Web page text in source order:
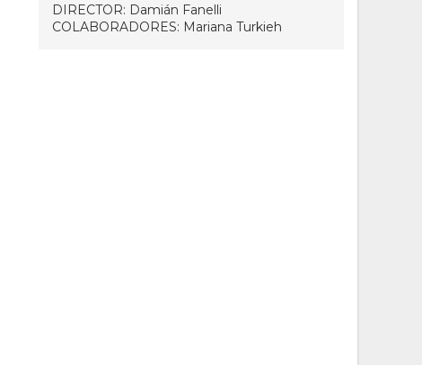
DIRECTOR: Damián Fanelli
COLABORADORES: Mariana Turkieh